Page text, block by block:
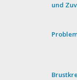
und